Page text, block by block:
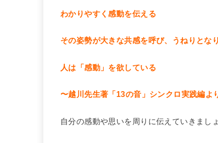
わかりやすく感動を伝える
その姿勢が大きな共感を呼び、うねりとな
人は「感動」を欲している
〜越川先生著「13の音」シンクロ実践編よ
自分の感動や思いを周りに伝えていきまし